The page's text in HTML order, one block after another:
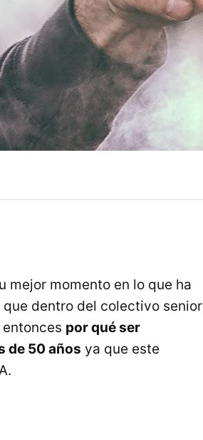
mejor momento en lo que ha
dentro del colectivo senior
por qué ser
de 50 años ya que este